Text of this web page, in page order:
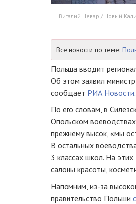
Виталий Невар / Новый
Все новости по теме:
Польша вводит
Об этом заявил
сообщает РИА Новости.
По его словам, в
Опольском
прежнему высок, «мы
В остальных
3 классах школ. На
салоны красоты,
Напомним, из-за
правительство Польши